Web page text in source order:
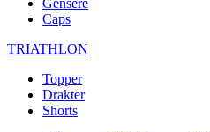
Gensere
Caps
TRIATHLON
Topper
Drakter
Shorts